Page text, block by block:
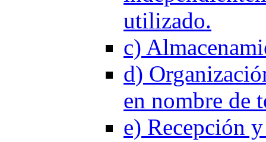
utilizado.
c)
d)
en nombre de
e) Recepción